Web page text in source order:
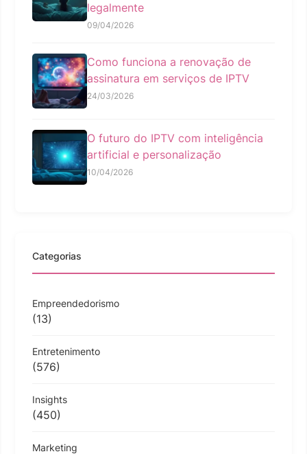
legalmente
09/04/2026
Como funciona a renovação de
assinatura em serviços de IPTV
24/03/2026
O futuro do IPTV com inteligência
artificial e personalização
10/04/2026
Categorias
Empreendedorismo
(13)
Entretenimento
(576)
Insights
(450)
Marketing